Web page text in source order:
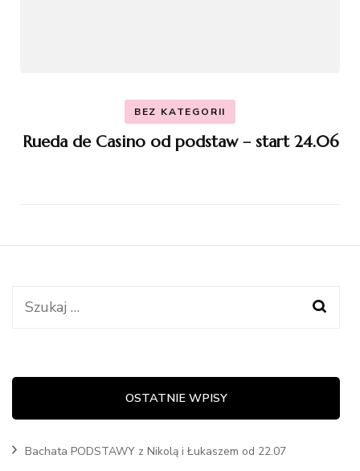
BEZ KATEGORII
Rueda de Casino od podstaw – start 24.06
Szukaj:
OSTATNIE WPISY
Bachata PODSTAWY z Nikolą i Łukaszem od 22.07